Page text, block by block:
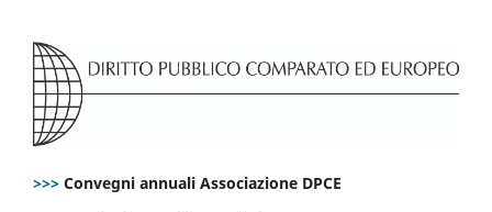
>>> Convegni annuali Associazione DPCE